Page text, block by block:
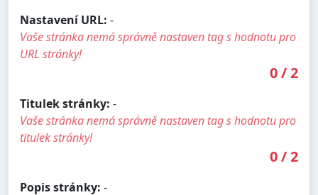
Nastavení URL: -
Vaše stránka nemá správně nastaven tag s hodnotu pro
URL stránky!
0/2
Titulek stránky: -
Vaše stránka nemá správně nastaven tag s hodnotu pro
titulek stránky!
0/2
Popis stránky: -